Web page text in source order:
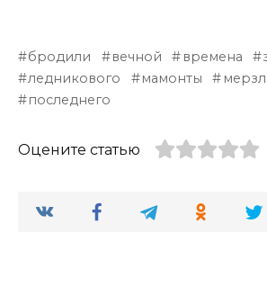
бродили вечной времена
ледникового
мамонты
последнего
Оцените статью